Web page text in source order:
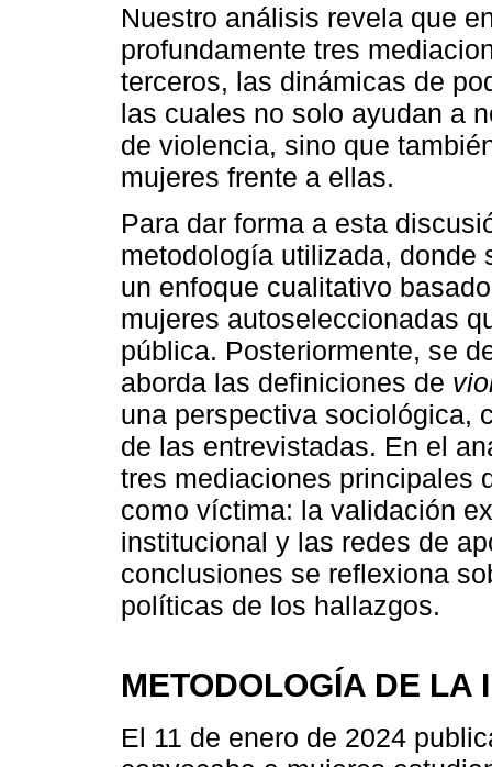
Nuestro análisis revela que
profundamente tres
terceros, las dinámicas de
las cuales no solo ayudan a
de violencia, sino que
mujeres frente a ellas.
Para dar forma a esta
metodología utilizada, donde
un enfoque cualitativo
mujeres autoseleccionadas
pública. Posteriormente, se
aborda las definiciones de
una perspectiva sociológica,
de las entrevistadas. En el
tres mediaciones principales
como víctima: la validación
institucional y las redes de
conclusiones se reflexiona
políticas de los hallazgos.
METODOLOGÍA DE LA
El 11 de enero de 2024